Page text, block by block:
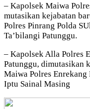
– Kapolsek Maiwa
mutasikan kejabatan
Polres Pinrang Polda
Ta’bilangi Patunggu.
– Kapolsek Alla Polres
Patunggu, dimutasikan
Maiwa Polres
Iptu Sainal Masing